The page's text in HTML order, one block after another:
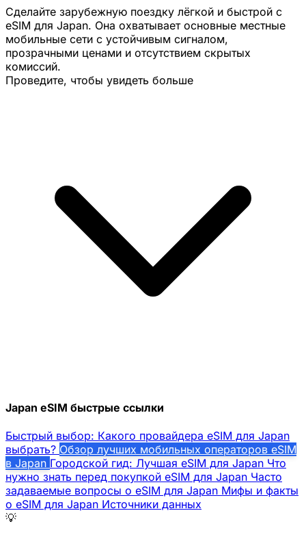
Сделайте зарубежную поездку лёгкой и быстрой с
eSIM для Japan. Она охватывает основные местные
мобильные сети с устойчивым сигналом,
прозрачными ценами и отсутствием скрытых
комиссий.
Проведите, чтобы увидеть больше
Japan eSIM быстрые ссылки
Быстрый выбор: Какого провайдера eSIM для Japan
выбрать? Обзор лучших мобильных операторов eSIM
в Japan Городской гид: Лучшая eSIM для Japan Что
нужно знать перед покупкой eSIM для Japan Часто
задаваемые вопросы о eSIM для Japan Мифы и факты
о eSIM для Japan Источники данных
💡